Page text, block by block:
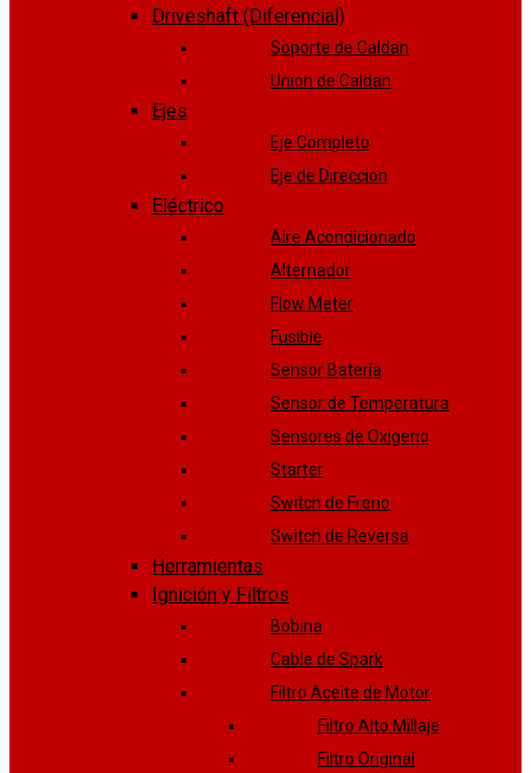
Driveshaft (Diferencial)
Soporte de Caldan
Union de Caldan
Ejes
Eje Completo
Eje de Direccion
Eléctrico
Aire Acondicionado
Alternador
Flow Meter
Fusible
Sensor Batería
Sensor de Temperatura
Sensores de Oxigeno
Starter
Switch de Freno
Switch de Reversa
Herramientas
Ignición y Filtros
Bobina
Cable de Spark
Filtro Aceite de Motor
Filtro Alto Millaje
Filtro Original